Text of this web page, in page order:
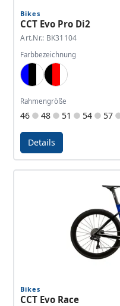
Bikes
CCT Evo Pro Di2
Art.Nr.: BK31104
Farbbezeichnung
Blue, Black, White
Black, Red, White
Rahmengröße
46 48 51 54 57
Details
Bikes
CCT Evo Race